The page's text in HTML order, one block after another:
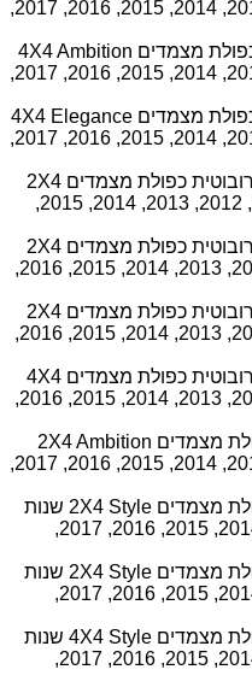
שנות ייצור – 2010, 2011, 2012, 2013, 2014, 2015, 2016, 2017,
סקודה יטי 1.8 טורבו-בנזין רובוטית כפולת מצמדים 4X4 Ambition
שנות ייצור – 2010, 2011, 2012, 2013, 2014, 2015, 2016, 2017,
סקודה יטי 1.8 טורבו-בנזין רובוטית כפולת מצמדים 4X4 Elegance
שנות ייצור – 2010, 2011, 2012, 2013, 2014, 2015, 2016, 2017,
סקודה יטי 1.2 טורבו-בנזין 110 כ”ס רובוטית כפולת מצמדים 2X4
Ambition שנות ייצור – 2010, 2011, 2012, 2013, 2014, 2015,
סקודה יטי 1.2 טורבו-בנזין 110 כ”ס רובוטית כפולת מצמדים 2X4
Style שנות ייצור – 2010, 2011, 2012, 2013, 2014, 2015, 2016,
סקודה יטי 1.4 טורבו-בנזין 125 כ”ס רובוטית כפולת מצמדים 2X4
Style שנות ייצור – 2010, 2011, 2012, 2013, 2014, 2015, 2016,
סקודה יטי 1.4 טורבו-בנזין 150 כ”ס רובוטית כפולת מצמדים 4X4
Style שנות ייצור – 2010, 2011, 2012, 2013, 2014, 2015, 2016,
סקודה יטי 1.2 110 כ”ס רובוטית כפולת מצמדים 2X4 Ambition
שנות ייצור – 2010, 2011, 2012, 2013, 2014, 2015, 2016, 2017,
סקודה יטי 1.2 110 כ”ס רובוטית כפולת מצמדים 2X4 Style שנות
ייצור – 2010, 2011, 2012, 2013, 2014, 2015, 2016, 2017,
סקודה יטי 1.4 125 כ”ס רובוטית כפולת מצמדים 2X4 Style שנות
ייצור – 2010, 2011, 2012, 2013, 2014, 2015, 2016, 2017,
סקודה יטי 1.4 150 כ”ס רובוטית כפולת מצמדים 4X4 Style שנות
ייצור – 2010, 2011, 2012, 2013, 2014, 2015, 2016, 2017,